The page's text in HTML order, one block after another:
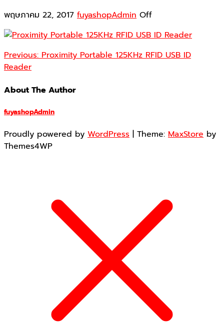
พฤษภาคม 22, 2017 fuyashopAdmin Off
Previous:Proximity Portable 125KHz RFID USB ID
Reader
About The Author
fuyashopAdmin
Proudly powered by WordPress | Theme: MaxStore by
Themes4WP